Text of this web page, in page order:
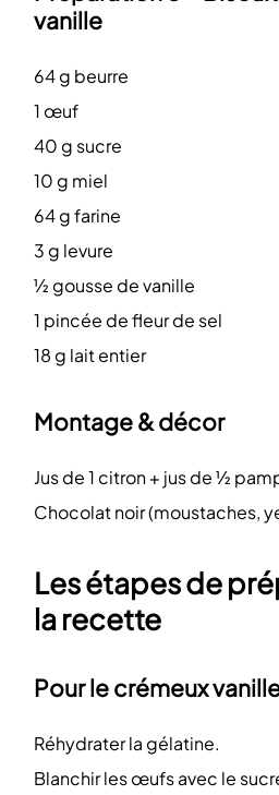
vanille
64 g beurre
1 œuf
40 g sucre
10 g miel
64 g farine
3 g levure
½ gousse de vanille
1 pincée de fleur de sel
18 g lait entier
Montage & décor
Jus de 1 citron + jus de ½
Chocolat noir (moustaches,
Les étapes de
la recette
Pour le crémeux
Réhydrater la gélatine.
Blanchir les œufs avec le